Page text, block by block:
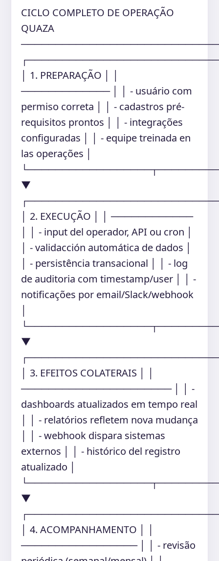
CICLO COMPLETO DE OPERAÇÃO
QUAZA
│ 1. PREPARAÇÃO │ │
───────────── │ │ - usuário com
permiso correta │ │ - cadastros pré-
requisitos prontos │ │ - integrações
configuradas │ │ - equipe treinada en
las operações │
▼
│ 2. EXECUÇÃO │ │ ────────────
│ │ - input del operador, API ou cron │
│ - validacción automática de dados │
│ - persistência transacional │ │ - log
de auditoria com timestamp/user │ │ -
notificações por email/Slack/webhook
▼
│ 3. EFEITOS COLATERAIS │ │
────────────────────── │ │ -
dashboards atualizados em tempo real
│ │ - relatórios refletem nova mudança
│ │ - webhook dispara sistemas
externos │ │ - histórico del registro
atualizado │
▼
│ 4. ACOMPANHAMENTO │ │
───────────────── │ │ - revisão